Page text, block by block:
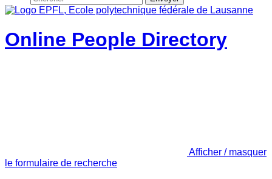
Online People Directory
Afficher / masquer
le formulaire de recherche